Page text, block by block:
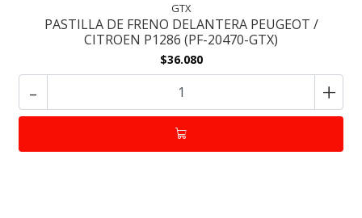
GTX
PASTILLA DE FRENO DELANTERA PEUGEOT /
CITROEN P1286 (PF-20470-GTX)
$36.080
- +